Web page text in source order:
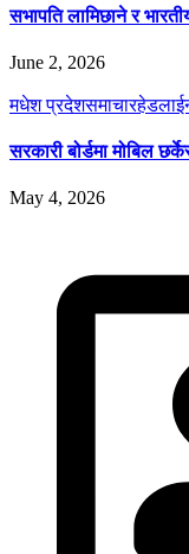
सभापति लामिछाने र
June 2, 2026
मधेश प्रदेशसमाचार
सरकारी बोर्डमा मोबिल
May 4, 2026